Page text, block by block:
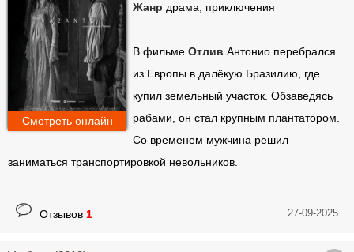
Жанр драма, приключения
В фильме Отлив Антонио перебрался
из Европы в далёкую Бразилию, где
купил земельный участок. Обзаведясь
рабами, он стал крупным плантатором.
Со временем мужчина решил
заниматься транспортировкой невольников.
Смотреть онлайн
Отзывов 1 27-09-2025